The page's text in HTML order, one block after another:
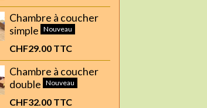
Chambre à coucher
simple
Nouveau
CHF29.00 TTC
Chambre à coucher
double
Nouveau
CHF32.00 TTC